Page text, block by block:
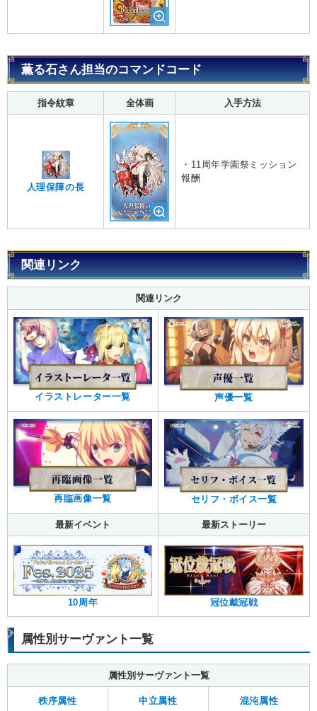
薫る石さん担当のコマンドコード
指令紋章 全体画 入手方法
人理保障の長
・11周年学園祭ミッション
報酬
関連リンク
関連リンク
イラストレーター一覧 声優一覧
再臨画像一覧 セリフ・ボイス一覧
最新イベント 最新ストーリー
10周年 冠位戴冠戦
属性別サーヴァント一覧
属性別サーヴァント一覧
秩序属性 中立属性 混沌属性